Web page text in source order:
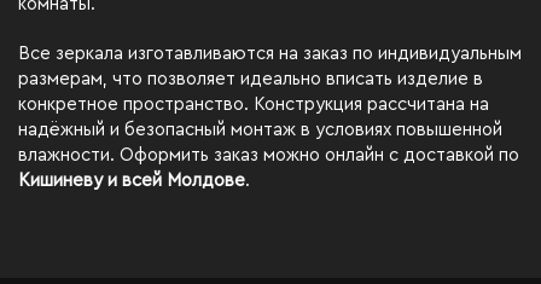
комнаты.
Все зеркала изготавливаются на заказ по индивидуальным
размерам, что позволяет идеально вписать изделие в
конкретное пространство. Конструкция рассчитана на
надёжный и безопасный монтаж в условиях повышенной
влажности. Оформить заказ можно онлайн с доставкой по
Кишиневу и всей Молдове.